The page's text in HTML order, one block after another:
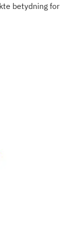
betydning for